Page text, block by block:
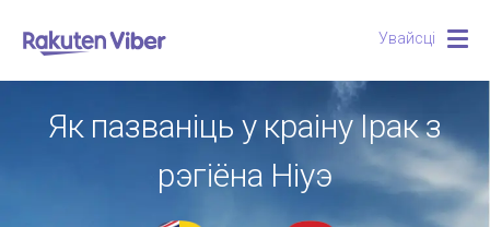
Увайсці
Як пазваніць у краіну Ірак з
рэгіёна Ніуэ